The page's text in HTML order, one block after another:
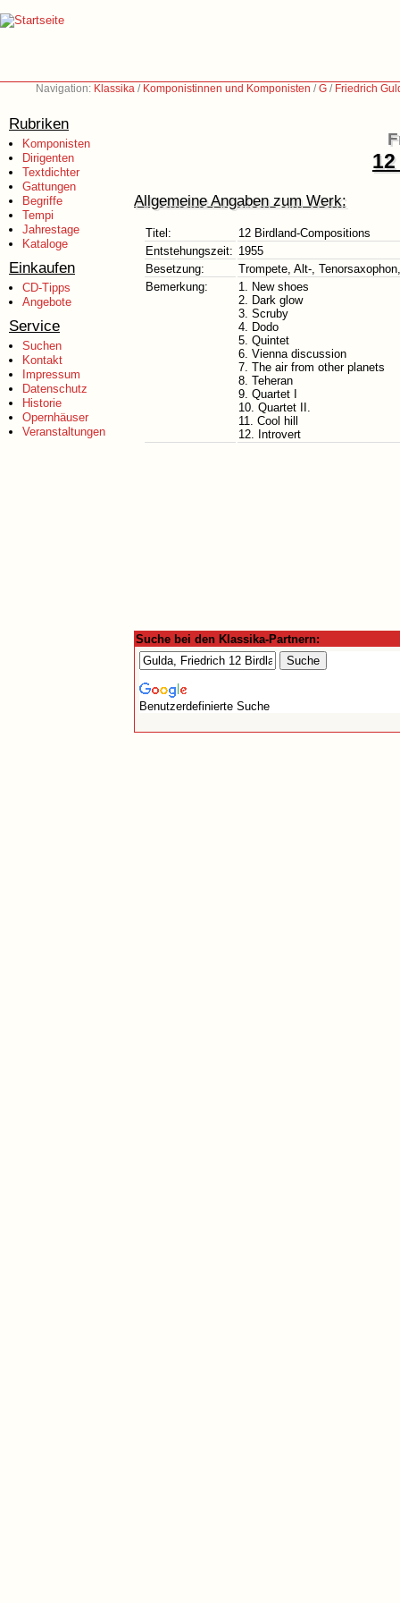
Navigation: Klassika / Komponistinnen und Komponisten /G / Friedrich
Rubriken
Komponisten
Dirigenten
Textdichter
Gattungen
Begriffe
Tempi
Jahrestage
Kataloge
Einkaufen
CD-Tipps
Angebote
Service
Suchen
Kontakt
Impressum
Datenschutz
Historie
Opernhäuser
Veranstaltungen
Allgemeine Angaben zum Werk:
Titel:
12 Birdland-Compositions
Entstehungszeit: 1955
Besetzung:
Trompete, Alt-,
Bemerkung:
1. New shoes
2. Dark glow
3. Scruby
4. Dodo
5. Quintet
6. Vienna discussion
7. The air from other planets
8. Teheran
9. Quartet I
10. Quartet II.
11. Cool hill
12. Introvert
Suche bei den Klassika-Partnern:
Benutzerdefinierte Suche